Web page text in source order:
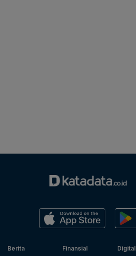
Berita
Finansial
Digital